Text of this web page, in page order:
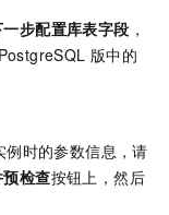
步配置库表字段 ，
版中的
例时的参数信息，请
检查按钮上，然后